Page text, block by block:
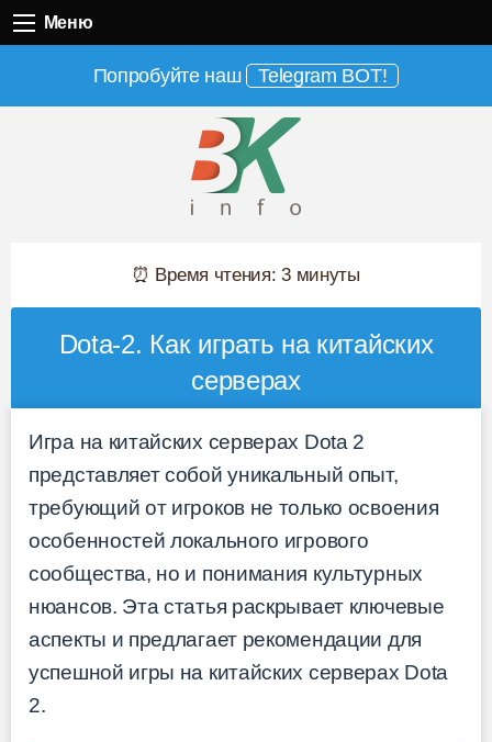
Меню
Попробуйте наш Telegram BOT!
⏰ Время чтения: 3 минуты
Dota-2. Как играть на китайских
серверах
Игра на китайских серверах Dota 2
представляет собой уникальный опыт,
требующий от игроков не только освоения
особенностей локального игрового
сообщества, но и понимания культурных
нюансов. Эта статья раскрывает ключевые
аспекты и предлагает рекомендации для
успешной игры на китайских серверах Dota
2.